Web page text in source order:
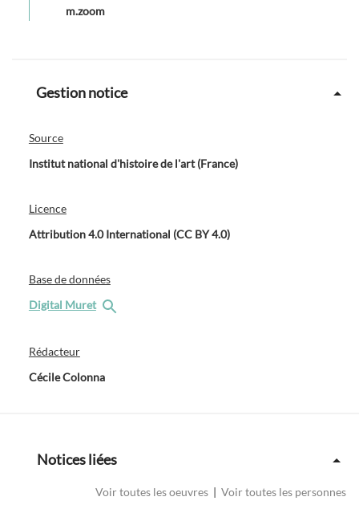
m.zoom
Gestion notice
Source
Institut national d'histoire de l'art (France)
Licence
Attribution 4.0 International (CC BY 4.0)
Base de données
Digital Muret
Rédacteur
Cécile Colonna
Notices liées
Voir toutes les oeuvres | Voir toutes les personnes